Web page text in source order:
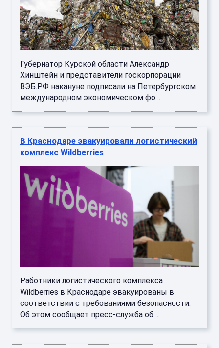
Губернатор Курской области Александр
Хинштейн и представители госкорпорации
ВЭБ.РФ накануне подписали на Петербургском
международном экономическом фо ...
В Краснодаре эвакуировали логистический
комплекс Wildberries
Работники логистического комплекса
Wildberries в Краснодаре эвакуированы в
соответствии с требованиями безопасности.
Об этом сообщает пресс-служба об ...